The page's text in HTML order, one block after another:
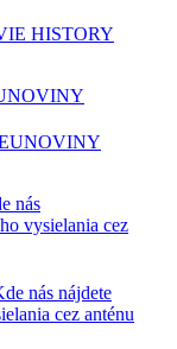
HISTORY
nás
vysielania cez
nás nájdete
cez anténu